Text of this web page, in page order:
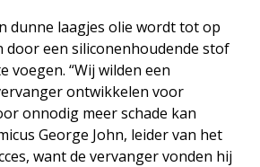
dunne laagjes olie wordt tot op
door een siliconenhoudende stof
voegen. “Wij wilden een
ontwikkelen voor
onnodig meer schade kan
George John, leider van het
want de vervanger vonden hij